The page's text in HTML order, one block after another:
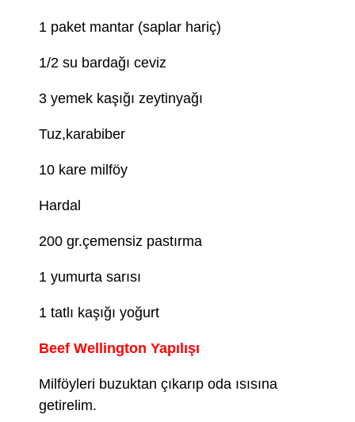
1 paket mantar (saplar hariç)
1/2 su bardağı ceviz
3 yemek kaşığı zeytinyağı
Tuz,karabiber
10 kare milföy
Hardal
200 gr.çemensiz pastırma
1 yumurta sarısı
1 tatlı kaşığı yoğurt
Beef Wellington Yapılışı
Milföyleri buzuktan çıkarıp oda ısısına
getirelim.